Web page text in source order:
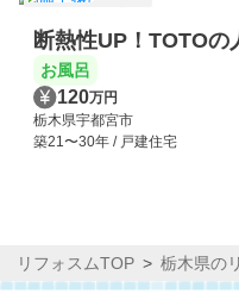
断熱性UP！TOTO
お風呂
120万円
栃木県宇都宮市
築21〜30年 / 戸建住宅
リフォスムTOP 栃木県の